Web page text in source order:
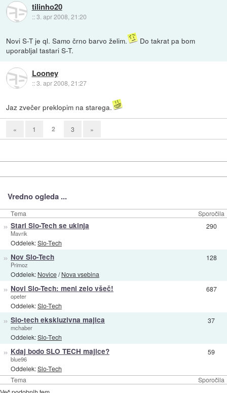
tilinho20
::3. apr 2008, 21:20
Novi S-T je ql. Samo črno barvo želim.
Do takrat pa bom
uporabljal tastari S-T.
Looney
::3. apr 2008, 21:27
Jaz zvečer preklopim na starega.
« 1 2 3 »
Vredno ogleda ...
Tema Sporočila
Tema Sporočila
» Stari Slo-Tech se ukinja
Mavrik
Oddelek:Slo-Tech
290
» Nov Slo-Tech
Primoz
Oddelek: Novice/Nova vsebina
128
» Novi Slo-Tech: meni zelo všeč!
opeter
Oddelek:Slo-Tech
687
» Slo-tech ekskluzivna majica
mchaber
Oddelek:Slo-Tech
37
» Kdaj bodo SLO TECH majice?
blue96
Oddelek:Slo-Tech
59